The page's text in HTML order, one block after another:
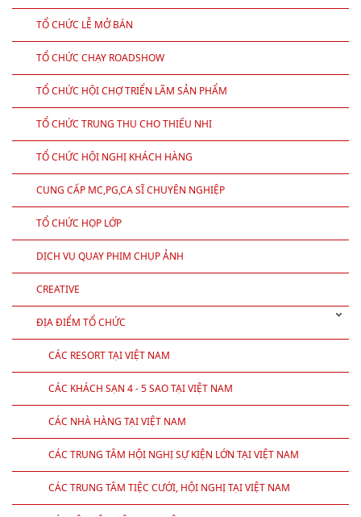
TỔ CHỨC LỄ MỞ BÁN
TỔ CHỨC CHẠY ROADSHOW
TỔ CHỨC HỘI CHỢ TRIỂN LÃM SẢN PHẨM
TỔ CHỨC TRUNG THU CHO THIẾU NHI
TỔ CHỨC HỘI NGHỊ KHÁCH HÀNG
CUNG CẤP MC,PG,CA SĨ CHUYÊN NGHIỆP
TỔ CHỨC HỌP LỚP
DỊCH VỤ QUAY PHIM CHỤP ẢNH
CREATIVE
ĐỊA ĐIỂM TỔ CHỨC
CÁC RESORT TẠI VIỆT NAM
CÁC KHÁCH SẠN 4 - 5 SAO TẠI VIỆT NAM
CÁC NHÀ HÀNG TẠI VIỆT NAM
CÁC TRUNG TÂM HỘI NGHỊ SỰ KIỆN LỚN TẠI VIỆT NAM
CÁC TRUNG TÂM TIỆC CƯỚI, HỘI NGHỊ TẠI VIỆT NAM